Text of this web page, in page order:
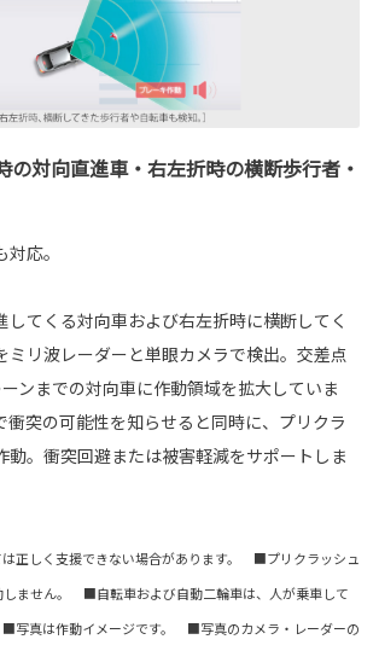
の対向直進車・右左折時の横断歩行者・
応。
してくる対向車および右左折時に横断してく
ミリ波レーダーと単眼カメラで検出。交差点
ンまでの対向車に作動領域を拡大していま
衝突の可能性を知らせると同時に、プリクラ
動。衝突回避または被害軽減をサポートしま
正しく支援できない場合があります。 ■プリクラッシュ
しません。 ■自転車および自動二輪車は、人が乗車して
写真は作動イメージです。 ■写真のカメラ・レーダーの